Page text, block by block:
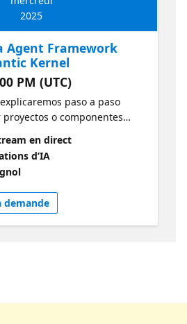
2025
Agent Framework
Kernel
PM (UTC)
paso a paso
o componentes
Kernel hacia Microsoft
Revisaremos las
creación de
de hilos, invocaciones,
adaptar el código
aproveche las nuevas
Agent Framework con un
en direct
d’IA
demande